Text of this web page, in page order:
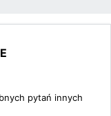
pytań innych